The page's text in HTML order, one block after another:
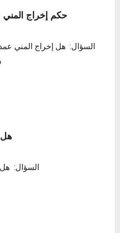
حكم إخراج
السؤال: هل إخراج المني
هل
السؤال: هل